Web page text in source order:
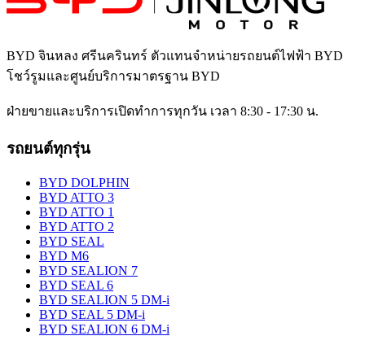
BYD จินหลง ศรีนครินทร์ ตัวแทนจำหน่ายรถยนต์ไฟฟ้า BYD
โชว์รูมและศูนย์บริการมาตรฐาน BYD
ฝ่ายขายและบริการเปิดทำการทุกวัน เวลา 8:30 - 17:30 น.
รถยนต์ทุกรุ่น
BYD DOLPHIN
BYD ATTO 3
BYD ATTO 1
BYD ATTO 2
BYD SEAL
BYD M6
BYD SEALION 7
BYD SEAL 6
BYD SEALION 5 DM-i
BYD SEAL 5 DM-i
BYD SEALION 6 DM-i